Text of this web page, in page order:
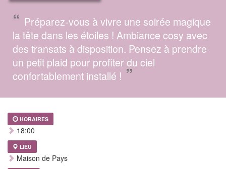
“ Préparez-vous à vivre une soirée magique
la tête dans les étoiles ! Ambiance cosy avec
des transats à disposition. Pensez à prendre
un petit plaid pour profiter du ciel
confortablement installé ! ”
HORAIRES
18:00
LIEU
Maison de Pays